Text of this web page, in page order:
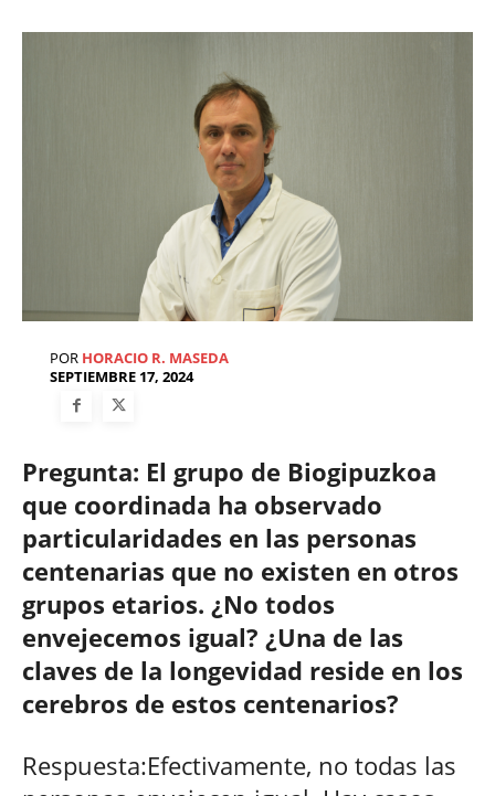
POR HORACIO R. MASEDA
SEPTIEMBRE 17, 2024
Pregunta: El grupo de Biogipuzkoa
que coordinada ha observado
particularidades en las personas
centenarias que no existen en otros
grupos etarios. ¿No todos
envejecemos igual? ¿Una de las
claves de la longevidad reside en los
cerebros de estos centenarios?
Respuesta:Efectivamente, no todas las